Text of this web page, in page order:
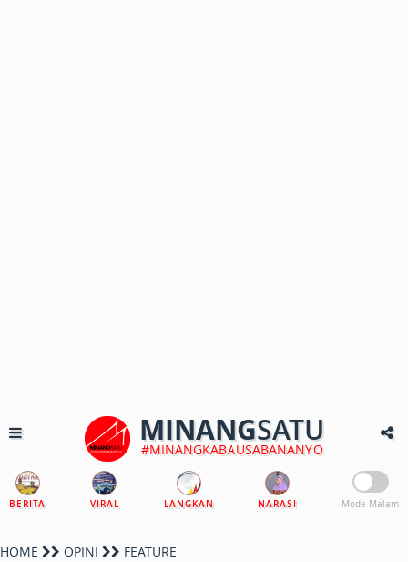
MINANGSATU
#MINANGKABAUSABANANYO
BERITA VIRAL LANGKAN NARASI Mode Malam
HOME OPINI FEATURE